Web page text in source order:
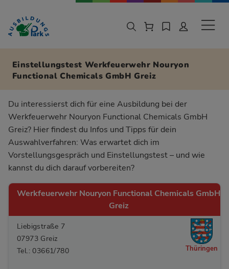
Zur Navigation springen
Zu den Hauptinhalten springen
Einstellungstest Werkfeuerwehr Nouryon
Functional Chemicals GmbH Greiz
Du interessierst dich für eine Ausbildung bei der
Werkfeuerwehr Nouryon Functional Chemicals GmbH
Greiz? Hier findest du Infos und Tipps für dein
Auswahlverfahren: Was erwartet dich im
Vorstellungsgespräch und Einstellungstest – und wie
kannst du dich darauf vorbereiten?
Werkfeuerwehr Nouryon Functional Chemicals GmbH
Greiz
Liebigstraße 7
07973 Greiz
Tel.: 03661/780
Thüringen